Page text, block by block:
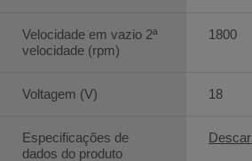
Velocidade em vazio 2ª
velocidade (rpm)
Voltagem (V)
Especificações de
dados do produto
1800
18